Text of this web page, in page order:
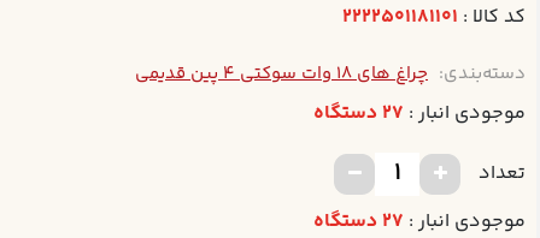
کد کالا : 2222501181101
دسته‌بندی: چراغ های 18 وات سوکتی 4 پین قدیمی
موجودی انبار : 27 دستگاه
تعداد
موجودی انبار : 27 دستگاه